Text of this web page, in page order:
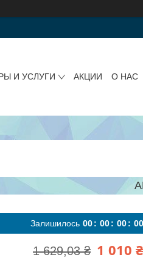
И УСЛУГИ АКЦИИ О НАС
Залишилось 00 00 00 00
1 629,03 ₴ 1 010 ₴